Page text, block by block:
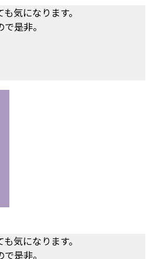
気になります。
是非。
気になります。
是非。